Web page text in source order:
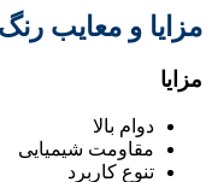
مزایا و معایب
مزایا
دوام بالا
مقاومت شیمیایی
تنوع کاربرد